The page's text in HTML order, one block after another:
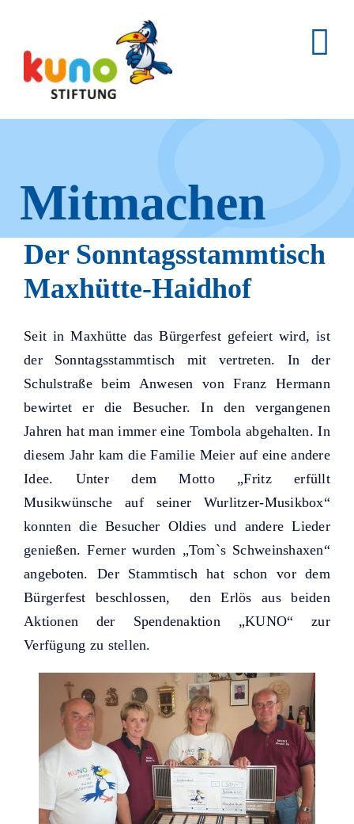
content
Mitmachen
und helfen.
Hier erfahren Sie, wie fleißige
Helfer KUNO bisher unterstützt
haben.
Der Sonntagsstammtisch
Maxhütte-Haidhof
Seit in Maxhütte das Bürgerfest gefeiert wird, ist
der Sonntagsstammtisch mit vertreten. In der
Schulstraße beim Anwesen von Franz Hermann
bewirtet er die Besucher. In den vergangenen
Jahren hat man immer eine Tombola abgehalten. In
diesem Jahr kam die Familie Meier auf eine andere
Idee. Unter dem Motto „Fritz erfüllt
Musikwünsche auf seiner Wurlitzer-Musikbox“
konnten die Besucher Oldies und andere Lieder
genießen. Ferner wurden „Tom`s Schweinshaxen“
angeboten. Der Stammtisch hat schon vor dem
Bürgerfest beschlossen, den Erlös aus beiden
Aktionen der Spendenaktion „KUNO“ zur
Verfügung zu stellen.